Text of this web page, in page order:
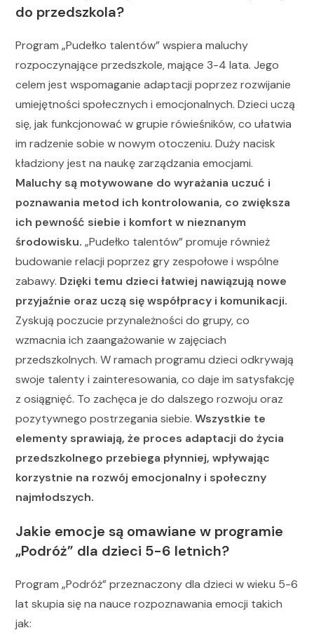
do przedszkola?
Program „Pudełko talentów” wspiera maluchy
rozpoczynające przedszkole, mające 3-4 lata. Jego
celem jest wspomaganie adaptacji poprzez rozwijanie
umiejętności społecznych i emocjonalnych. Dzieci uczą
się, jak funkcjonować w grupie rówieśników, co ułatwia
im radzenie sobie w nowym otoczeniu. Duży nacisk
kładziony jest na naukę zarządzania emocjami.
Maluchy są motywowane do wyrażania uczuć i
poznawania metod ich kontrolowania, co zwiększa
ich pewność siebie i komfort w nieznanym
środowisku. „Pudełko talentów” promuje również
budowanie relacji poprzez gry zespołowe i wspólne
zabawy. Dzięki temu dzieci łatwiej nawiązują nowe
przyjaźnie oraz uczą się współpracy i komunikacji.
Zyskują poczucie przynależności do grupy, co
wzmacnia ich zaangażowanie w zajęciach
przedszkolnych. W ramach programu dzieci odkrywają
swoje talenty i zainteresowania, co daje im satysfakcję
z osiągnięć. To zachęca je do dalszego rozwoju oraz
pozytywnego postrzegania siebie.Wszystkie te
elementy sprawiają, że proces adaptacji do życia
przedszkolnego przebiega płynniej, wpływając
korzystnie na rozwój emocjonalny i społeczny
najmłodszych.
Jakie emocje są omawiane w programie
„Podróż” dla dzieci 5-6 letnich?
Program „Podróż” przeznaczony dla dzieci w wieku 5-6
lat skupia się na nauce rozpoznawania emocji takich
jak: